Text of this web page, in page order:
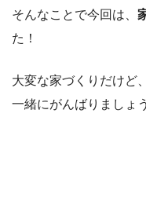
そんなことで今回は、
た！
大変な家づくりだけど
一緒にがんばりましょ